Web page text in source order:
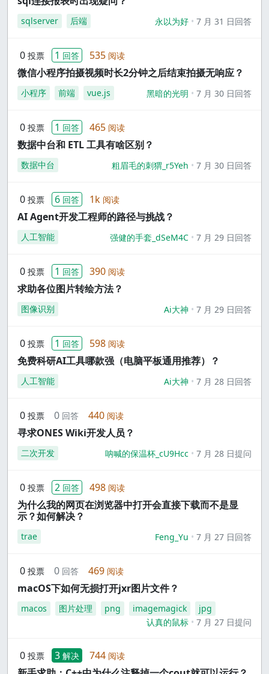
sqlserver 后端 永以为好 7 月 31 日回答
0 投票 1 回答 535 阅读
微信小程序拍摄视频时长2分钟之后结束拍摄无响应？
小程序 前端 vue.js 黑暗的光明 7 月 30 日回答
0 投票 1 回答 465 阅读
数据中台和 ETL 工具有啥区别？
数据中台 粗眉毛的刺猬_r5Yeh 7 月 30 日回答
0 投票 6 回答 1k 阅读
AI Agent开发工程师的路径与挑战？
人工智能 强健的手套_dSeM4C 7 月 29 日回答
0 投票 1 回答 390 阅读
求助各位图片转绘方法？
图像识别 Ai大神 7 月 29 日回答
0 投票 1 回答 598 阅读
免费科研AI工具哪款强（电脑平板通用推荐）？
人工智能 Ai大神 7 月 28 日回答
0 投票 0 回答 440 阅读
寻求ONES Wiki开发人员？
二次开发 呐喊的保温杯_cU9Hcc 7 月 28 日提问
0 投票 2 回答 498 阅读
为什么我的网页在浏览器中打开会直接下载而不是显
示？如何解决？
trae Feng_Yu 7 月 27 日回答
0 投票 0 回答 469 阅读
macOS下如何无损打开jxr图片文件？
macos 图片处理 png imagemagick
jpg
认真的鼠标
7 月 27 日提问
0 投票 3 解决 744 阅读